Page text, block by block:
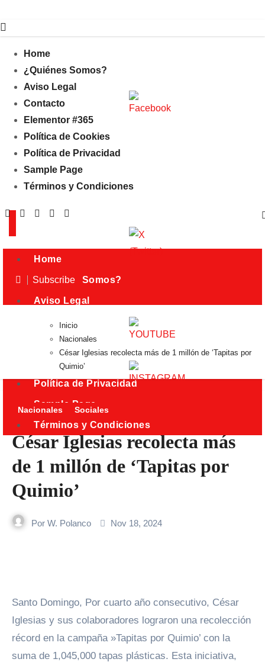
Home
¿Quiénes Somos?
Aviso Legal
Contacto
Elementor #365
Política de Cookies
Política de Privacidad
Sample Page
Términos y Condiciones
Jue. Ago 6th, 2026
Subscribe
Home
¿Quiénes Somos?
Aviso Legal
Contacto
Elementor #365
Política de Cookies
Política de Privacidad
Sample Page
Términos y Condiciones
Inicio
Nacionales
César Iglesias recolecta más de 1 millón de ‘Tapitas por
Quimio’
Nacionales Sociales
César Iglesias recolecta más
de 1 millón de ‘Tapitas por
Quimio’
Por W. Polanco Nov 18, 2024
Santo Domingo, Por cuarto año consecutivo, César
Iglesias y sus colaboradores lograron una recolección
récord en la campaña »Tapitas por Quimio’ con la
suma de 1,045,000 tapas plásticas. Esta iniciativa,